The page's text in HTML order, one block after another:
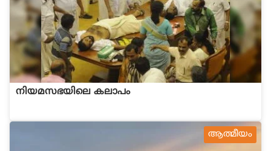
നിയമസഭയിലെ കലാപം
ആത്മീയം